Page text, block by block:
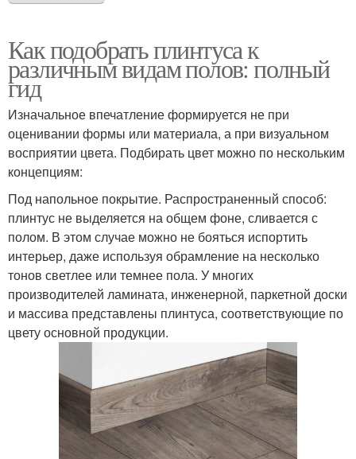
Как подобрать плинтуса к
различным видам полов: полный
гид
Изначальное впечатление формируется не при
оценивании формы или материала, а при визуальном
восприятии цвета. Подбирать цвет можно по нескольким
концепциям:
Под напольное покрытие. Распространенный способ:
плинтус не выделяется на общем фоне, сливается с
полом. В этом случае можно не бояться испортить
интерьер, даже используя обрамление на несколько
тонов светлее или темнее пола. У многих
производителей ламината, инженерной, паркетной доски
и массива представлены плинтуса, соответствующие по
цвету основной продукции.